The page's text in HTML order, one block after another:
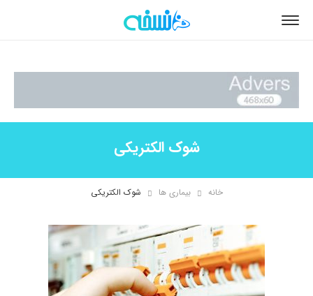
شوک الکتریکی
خانه بیماری ها شوک الکتریکی